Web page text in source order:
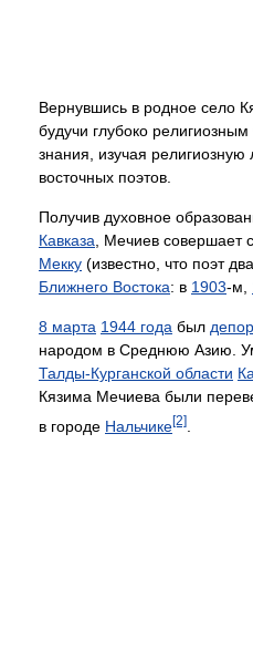
Вернувшись в родное село
будучи глубоко
знания, изучая религиозную
восточных поэтов.
Получив духовное
Кавказа , Мечиев совершает
Мекку (известно, что поэт
Ближнего Востока: в 1903-м,
8 марта 1944 года был
народом в Среднюю Азию.
Талды-Курганской области
Кязима Мечиева были
в городе Нальчике[2]